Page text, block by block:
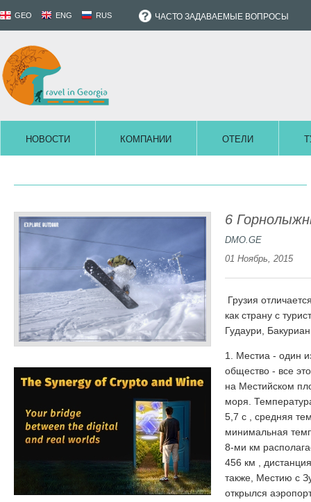
GEO ENG RUS ЧАСТО ЗАДАВАЕМЫЕ ВОПРОСЫ
НОВОСТИ КОМПАНИИ ОТЕЛИ
6
DMO.GE
01 Ноябрь, 2015
Грузия
как страну с
Гудаури,
1. Местиа - один
общество - все
на Местийском
моря.
5,7 с , средняя
минимальная
8-ми км
456 км ,
также, Местию с
открылся